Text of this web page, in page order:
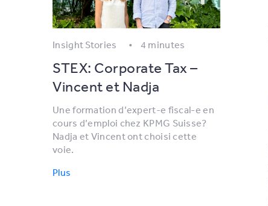
Insight Stories 4 minutes
STEX: Corporate Tax –
Vincent et Nadja
Une formation d’expert-e fiscal-e en
cours d’emploi chez KPMG Suisse?
Nadja et Vincent ont choisi cette
voie.
Plus